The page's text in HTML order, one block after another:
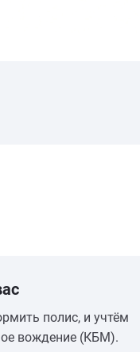
полис, и учтём
вождение (КБМ).